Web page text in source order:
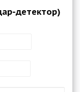
детектор)